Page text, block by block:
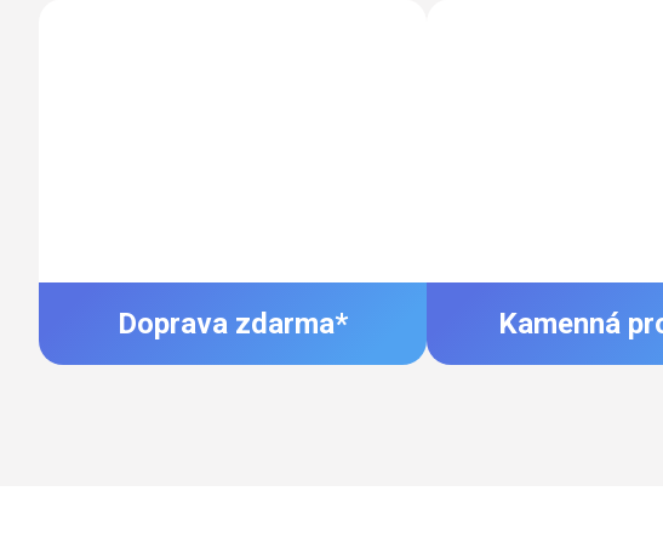
Doprava zdarma* Kamenná